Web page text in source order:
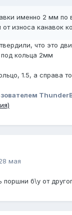
именно 2 мм по
износа канавок
что это
кольца 2мм
1.5, а справа
мая
поршни б\у от